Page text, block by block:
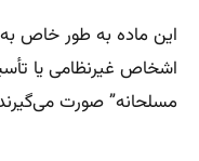
این ماده به طور خاص
اشخاص غیرنظامی یا
مسلحانه” صورت